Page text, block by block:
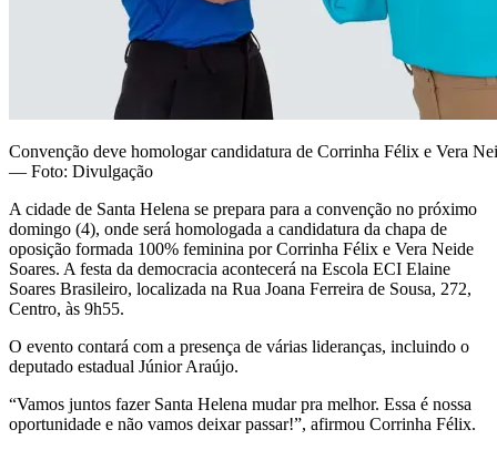
Convenção deve homologar candidatura de Corrinha Félix e Vera
— Foto: Divulgação
A cidade de Santa Helena se prepara para a convenção no próximo
domingo (4), onde será homologada a candidatura da chapa de
oposição formada 100% feminina por Corrinha Félix e Vera Neide
Soares. A festa da democracia acontecerá na Escola ECI Elaine
Soares Brasileiro, localizada na Rua Joana Ferreira de Sousa, 272,
Centro, às 9h55.
O evento contará com a presença de várias lideranças, incluindo o
deputado estadual Júnior Araújo.
“Vamos juntos fazer Santa Helena mudar pra melhor. Essa é nossa
oportunidade e não vamos deixar passar!”, afirmou Corrinha Félix.